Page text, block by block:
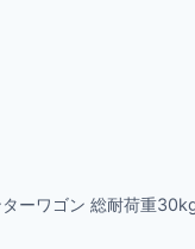
ーワゴン 総耐荷重